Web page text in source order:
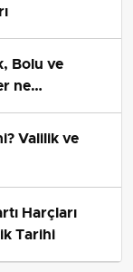
Bolu ve
ne
Valilik ve
Harçları
Tarihi